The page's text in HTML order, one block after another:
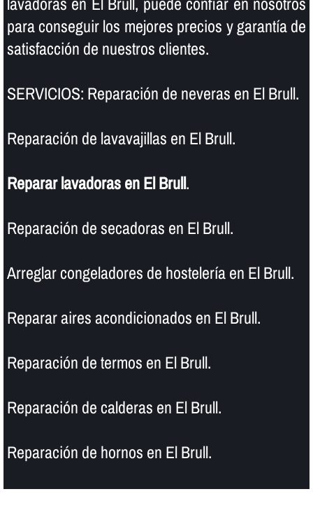
para conseguir los mejores precios y garantí­a de
satisfacción de nuestros clientes.
SERVICIOS: Reparación de neveras en El Brull.
Reparación de lavavajillas en El Brull.
Reparar lavadoras en El Brull.
Reparación de secadoras en El Brull.
Arreglar congeladores de hostelerí­a en El Brull.
Reparar aires acondicionados en El Brull.
Reparación de termos en El Brull.
Reparación de calderas en El Brull.
Reparación de hornos en El Brull.